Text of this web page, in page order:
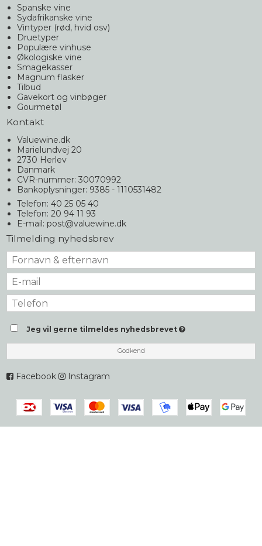
Spanske vine
Sydafrikanske vine
Vintyper (rød, hvid osv)
Druetyper
Populære vinhuse
Økologiske vine
Smagekasser
Magnum flasker
Tilbud
Gavekort og vinbøger
Gourmetøl
Kontakt
Valuewine.dk
Marielundvej 20
2730 Herlev
Danmark
CVR-nummer: 30070992
Bankoplysninger: 9385 - 1110531482
Telefon: 40 25 05 40
Telefon: 20 94 11 93
E-mail: post@valuewine.dk
Tilmelding nyhedsbrev
Jeg vil gerne tilmeldes nyhedsbrevet
Godkend
Facebook Instagram